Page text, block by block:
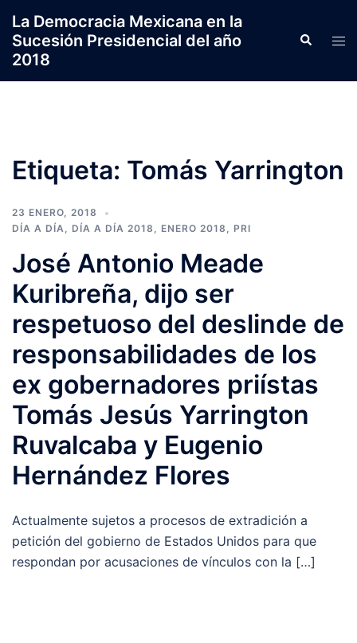
contenido
La Democracia Mexicana en la
Sucesión Presidencial del año
2018
Search
Etiqueta: Tomás Yarrington
23 ENERO, 2018
DÍA A DÍA, DÍA A DÍA 2018 , ENERO 2018 , PRI
José Antonio Meade
Kuribreña, dijo ser
respetuoso del deslinde de
responsabilidades de los
ex gobernadores priístas
Tomás Jesús Yarrington
Ruvalcaba y Eugenio
Hernández Flores
Actualmente sujetos a procesos de extradición a
petición del gobierno de Estados Unidos para que
respondan por acusaciones de vínculos con la […]